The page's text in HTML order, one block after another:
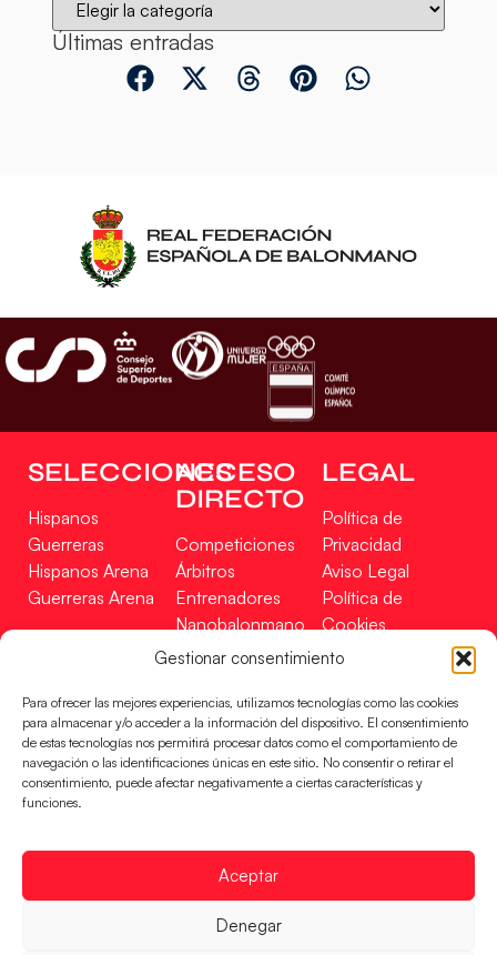
Gestionar consentimiento
Para ofrecer las mejores experiencias, utilizamos tecnologías como las cookies
para almacenar y/o acceder a la información del dispositivo. El consentimiento
de estas tecnologías nos permitirá procesar datos como el comportamiento de
navegación o las identificaciones únicas en este sitio. No consentir o retirar el
consentimiento, puede afectar negativamente a ciertas características y
funciones.
Aceptar
Denegar
Últimas entradas
SELECCIONES
Hispanos
Guerreras
Hispanos Arena
Guerreras Arena
ACCESO
DIRECTO
Competiciones
Árbitros
Entrenadores
Nanobalonmano
Tienda
LEGAL
Política de
Privacidad
Aviso Legal
Política de
Cookies
Mapa Web
Incidencias
CONTACTO
EN
FINANCIADO
RFEBM © 2024. Todos los derechos reservados –
Desarrollado por